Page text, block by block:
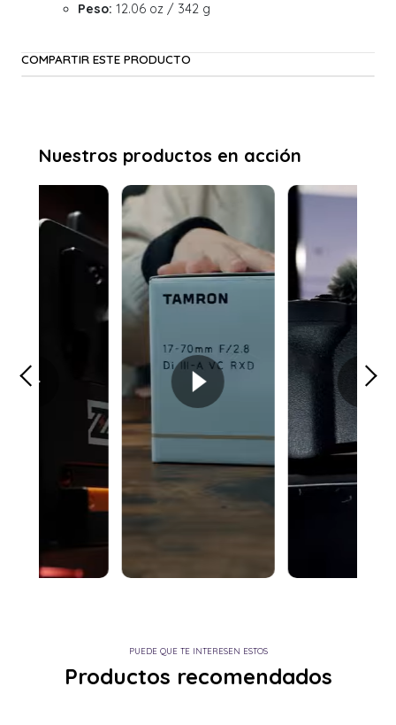
Peso: 12.06 oz / 342 g
COMPARTIR ESTE PRODUCTO
PUEDE QUE TE INTERESEN ESTOS
Productos recomendados